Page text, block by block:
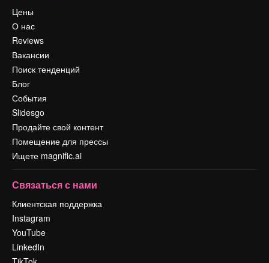
Цены
О нас
Reviews
Вакансии
Поиск тенденций
Блог
События
Slidesgo
Продайте свой контент
Помещение для прессы
Ищете magnific.ai
Связаться с нами
Клиентская поддержка
Instagram
YouTube
LinkedIn